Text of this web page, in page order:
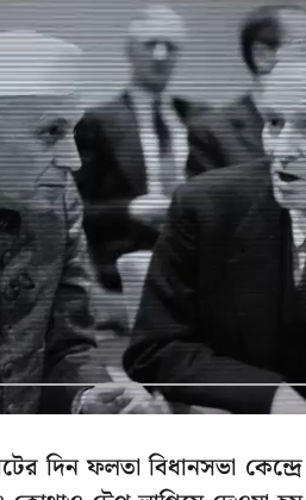
দিন ফলতা বিধানসভা